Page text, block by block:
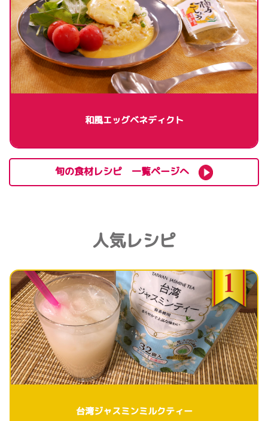
和風エッグベネディクト
旬の食材レシピ 一覧ページへ
人気レシピ
台湾ジャスミンミルクティー